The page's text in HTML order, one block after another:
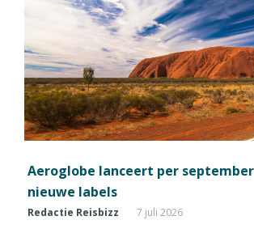
Aeroglobe lanceert per
nieuwe labels
Redactie Reisbizz 7 juli 2026